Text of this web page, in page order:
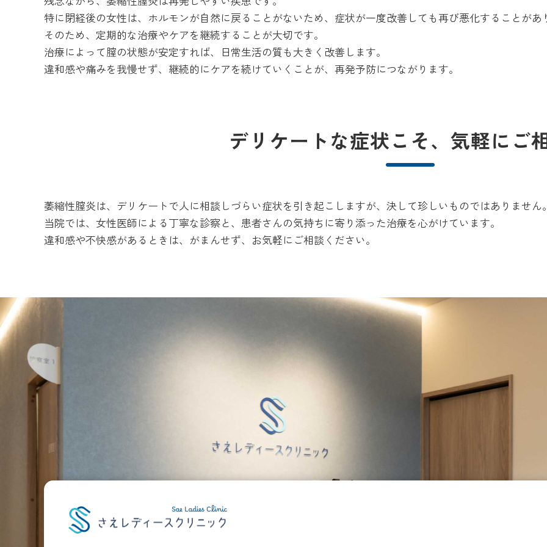
特に閉経後の女性は、ホルモンが自然に戻ることがないため、症状が一度改善しても再び悪化することがあ
そのため、定期的な治療やケアを継続することが大切です。
治療によって膣の状態が安定すれば、日常生活の質も大きく改善します。
違和感や痛みを我慢せず、継続的にケアを続けていくことが、再発予防につながります。
デリケートな症状こそ、気軽にご
萎縮性膣炎は、デリケートで人に相談しづらい症状を引き起こしますが、決して珍しいものではありません。
当院では、女性医師による丁寧な診察と、患者さんの気持ちに寄り添った治療を心がけています。
違和感や不快感があるときは、がまんせず、お気軽にご相談ください。